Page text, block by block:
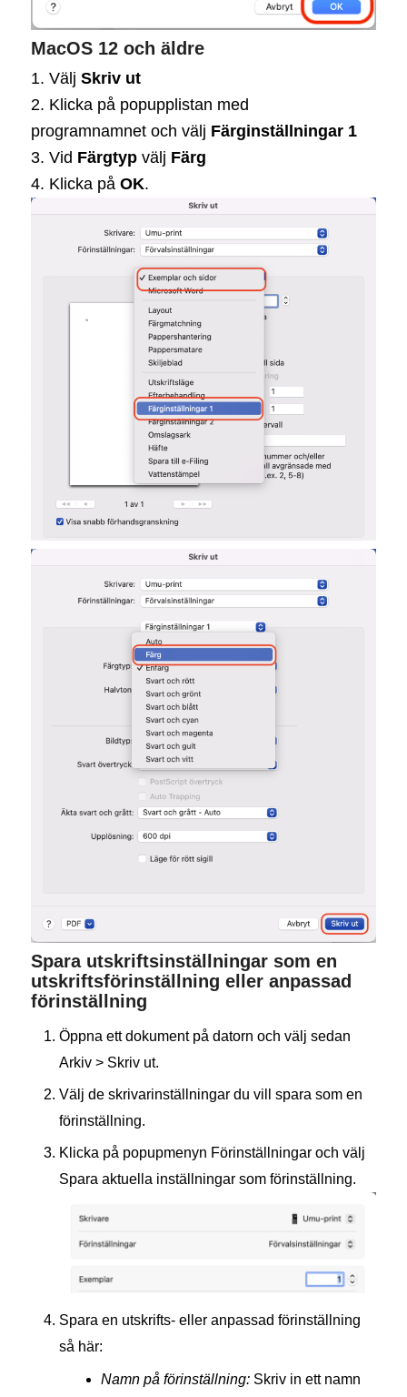
MacOS 12 och äldre
1. Välj Skriv ut
2. Klicka på popupplistan med
programnamnet och välj Färginställningar 1
3. Vid Färgtypvälj Färg
4. Klicka på OK.
Spara utskriftsinställningar som en
utskriftsförinställning eller anpassad
förinställning
Öppna ett dokument på datorn och välj sedan
Arkiv > Skriv ut.
Välj de skrivarinställningar du vill spara som en
förinställning.
Klicka på popupmenyn Förinställningar och välj
Spara aktuella inställningar som förinställning.
Spara en utskrifts- eller anpassad förinställning
så här:
Namn på förinställning:Skriv in ett namn